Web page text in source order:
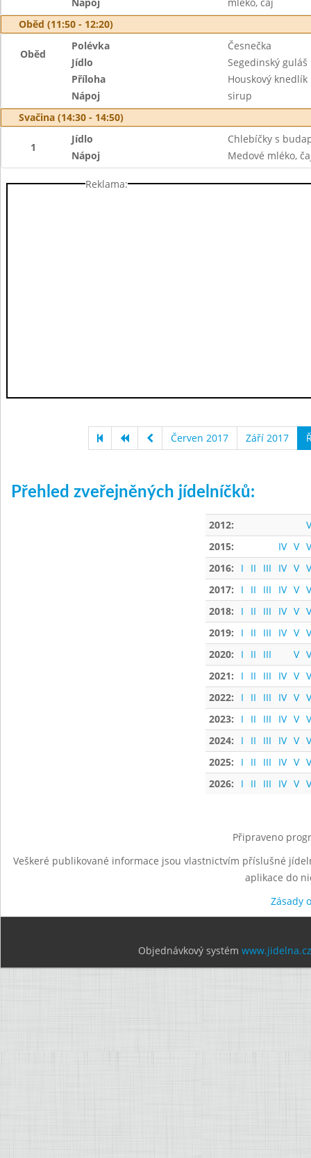
Oběd (11:50 - 12:20)
Oběd
Polévka
Česnečka
Jídlo
Segedinský guláš
Příloha
Houskový knedlík
Nápoj
sirup
Svačina (14:30 - 14:50)
1
Jídlo
Chlebíčky s
Nápoj
Medové mléko,
Reklama:
Červen 2017 Září 2017
Přehled zveřejněných jídelníčků:
2012:
2015:
IV V
2016:
I II III IV V
2017:
I II III IV V
2018:
I II III IV V
2019:
I II III IV V
2020:
I II III V
2021:
I II III IV V
2022:
I II III IV V
2023:
I II III IV V
2024:
I II III IV V
2025:
I II III IV V
2026:
I II III IV V
Připraveno
Veškeré publikované informace jsou vlastnictvím příslušné
aplikace do
Zásady
Objednávkový systém www.jidelna.cz